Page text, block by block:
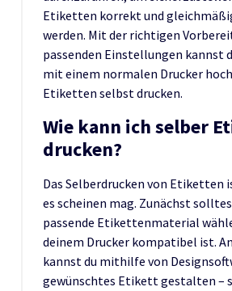
Etiketten korrekt und
werden. Mit der richtigen
passenden Einstellungen kannst
mit einem normalen Drucker
Etiketten selbst drucken.
Wie kann ich selber
drucken?
Das Selberdrucken von Etiketten
es scheinen mag. Zunächst
passende Etikettenmaterial
deinem Drucker kompatibel ist.
kannst du mithilfe von
gewünschtes Etikett gestalten –